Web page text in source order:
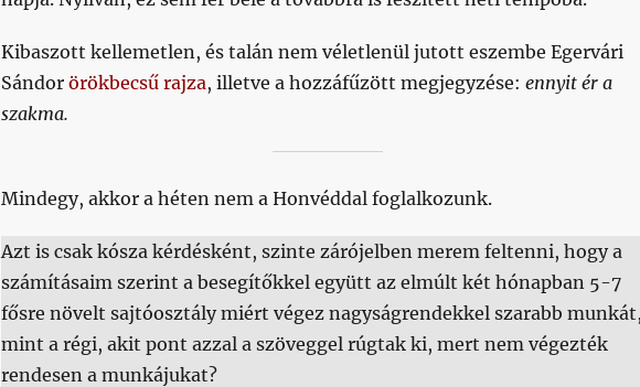
Kibaszott kellemetlen, és talán nem véletlenül jutott eszembe Egervári
Sándor örökbecsű rajza, illetve a hozzáfűzött megjegyzése: ennyit ér a
szakma.
Mindegy, akkor a héten nem a Honvéddal foglalkozunk.
Azt is csak kósza kérdésként, szinte zárójelben merem feltenni, hogy a
számításaim szerint a besegítőkkel együtt az elmúlt két hónapban 5-7
fősre növelt sajtóosztály miért végez nagyságrendekkel szarabb
mint a régi, akit pont azzal a szöveggel rúgtak ki, mert nem végezték
rendesen a munkájukat?